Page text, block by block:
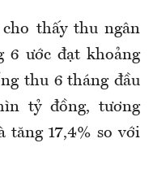
thấy thu ngân
6 ước đạt khoảng
thu 6 tháng đầu
tỷ đồng, tương
tăng 17,4% so với